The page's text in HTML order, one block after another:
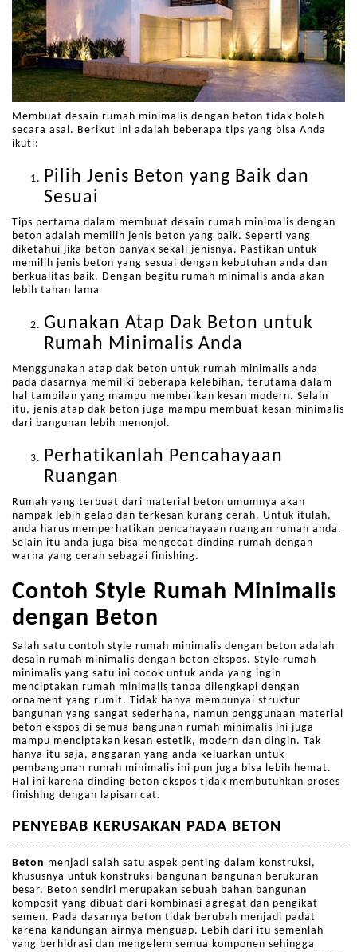
Membuat desain rumah minimalis dengan beton tidak boleh
secara asal. Berikut ini adalah beberapa tips yang bisa Anda
ikuti:
Pilih Jenis Beton yang Baik dan
Sesuai
Tips pertama dalam membuat desain rumah minimalis dengan
beton adalah memilih jenis beton yang baik. Seperti yang
diketahui jika beton banyak sekali jenisnya. Pastikan untuk
memilih jenis beton yang sesuai dengan kebutuhan anda dan
berkualitas baik. Dengan begitu rumah minimalis anda akan
lebih tahan lama
Gunakan Atap Dak Beton untuk
Rumah Minimalis Anda
Menggunakan atap dak beton untuk rumah minimalis anda
pada dasarnya memiliki beberapa kelebihan, terutama dalam
hal tampilan yang mampu memberikan kesan modern. Selain
itu, jenis atap dak beton juga mampu membuat kesan minimalis
dari bangunan lebih menonjol.
Perhatikanlah Pencahayaan
Ruangan
Rumah yang terbuat dari material beton umumnya akan
nampak lebih gelap dan terkesan kurang cerah. Untuk itulah,
anda harus memperhatikan pencahayaan ruangan rumah anda.
Selain itu anda juga bisa mengecat dinding rumah dengan
warna yang cerah sebagai finishing.
Contoh Style Rumah Minimalis
dengan Beton
Salah satu contoh style rumah minimalis dengan beton adalah
desain rumah minimalis dengan beton ekspos. Style rumah
minimalis yang satu ini cocok untuk anda yang ingin
menciptakan rumah minimalis tanpa dilengkapi dengan
ornament yang rumit. Tidak hanya mempunyai struktur
bangunan yang sangat sederhana, namun penggunaan material
beton ekspos di semua bangunan rumah minimalis ini juga
mampu menciptakan kesan estetik, modern dan dingin. Tak
hanya itu saja, anggaran yang anda keluarkan untuk
pembangunan rumah minimalis ini pun juga bisa lebih hemat.
Hal ini karena dinding beton ekspos tidak membutuhkan proses
finishing dengan lapisan cat.
PENYEBAB KERUSAKAN PADA BETON
Beton menjadi salah satu aspek penting dalam konstruksi,
khususnya untuk konstruksi bangunan-bangunan berukuran
besar. Beton sendiri merupakan sebuah bahan bangunan
komposit yang dibuat dari kombinasi agregat dan pengikat
semen. Pada dasarnya beton tidak berubah menjadi padat
karena kandungan airnya menguap. Lebih dari itu semenlah
yang berhidrasi dan mengelem semua komponen sehingga